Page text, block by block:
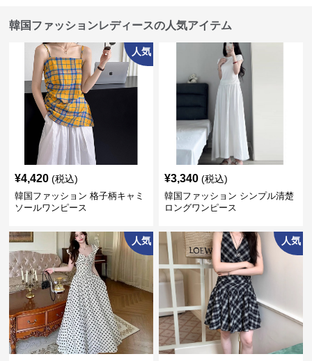
韓国ファッションレディースの人気アイテム
人気
¥4,420 (税込)
韓国ファッション 格子柄キャミ
ソールワンピース
¥3,340 (税込)
韓国ファッション シンプル清楚
ロングワンピース
人気 人気